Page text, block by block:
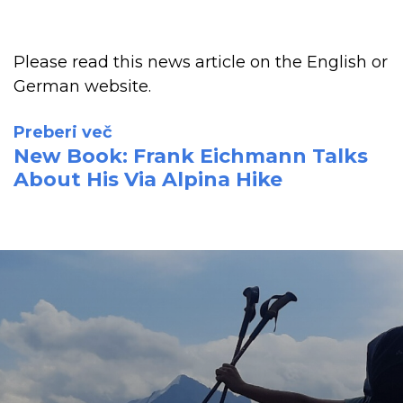
Please read this news article on the English or
German website.
Preberi več
New Book: Frank Eichmann Talks
About His Via Alpina Hike